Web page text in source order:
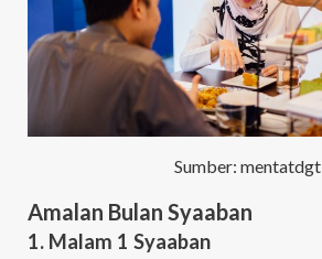
Sumber: mentatdgt
Amalan Bulan Syaaban
1. Malam 1 Syaaban